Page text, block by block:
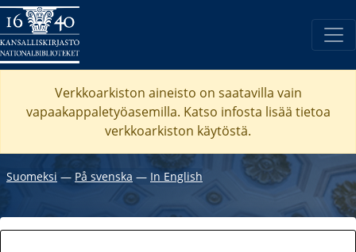
Verkkoarkiston aineisto on saatavilla vain
vapaakappaletyöasemilla. Katso infosta lisää tietoa
verkkoarkiston käytöstä.
Suomeksi ― På svenska ― In English